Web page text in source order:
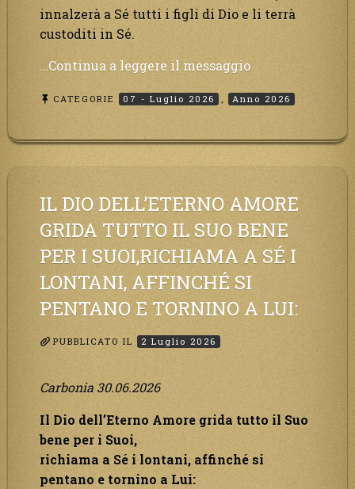
innalzerà a Sé tutti i figli di Dio e li terrà
custoditi in Sé.
…Continua a leggere il messaggio“L’inganno
alle
il
ordinati
urlerà
perdono,
ma
sarà
troppo
tardi,
CATEGORIE 07 - Luglio 2026 Anno 2026
IL DIO DELL’ETERNO AMORE
GRIDA TUTTO IL SUO BENE
PER I SUOI,RICHIAMA A SÉ I
LONTANI, AFFINCHÉ SI
PENTANO E TORNINO A LUI:
PUBBLICATO IL 2 Luglio 2026
Carbonia 30.06.2026
Il Dio dell’Eterno Amore grida tutto il Suo
bene per i Suoi,
richiama a Sé i lontani, affinché si
pentano e tornino a Lui: